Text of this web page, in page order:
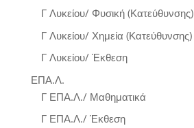
Γ Λυκείου/ Φυσική (Κατεύθυνσης)
Γ Λυκείου/ Χημεία (Κατεύθυνσης)
Γ Λυκείου/ Έκθεση
ΕΠΑ.Λ.
Γ ΕΠΑ.Λ./ Μαθηματικά
Γ ΕΠΑ.Λ./ Έκθεση